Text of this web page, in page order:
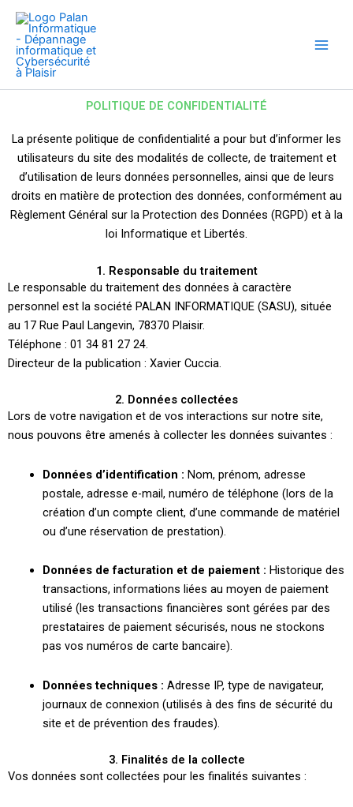
Aller
contenu
POLITIQUE DE CONFIDENTIALITÉ
La présente politique de confidentialité a pour but d’informer les
utilisateurs du site des modalités de collecte, de traitement et
d’utilisation de leurs données personnelles, ainsi que de leurs
droits en matière de protection des données, conformément au
Règlement Général sur la Protection des Données (RGPD) et à la
loi Informatique et Libertés.
1. Responsable du traitement
Le responsable du traitement des données à caractère
personnel est la société PALAN INFORMATIQUE (SASU), située
au 17 Rue Paul Langevin, 78370 Plaisir.
Téléphone : 01 34 81 27 24.
Directeur de la publication : Xavier Cuccia.
2. Données collectées
Lors de votre navigation et de vos interactions sur notre site,
nous pouvons être amenés à collecter les données suivantes :
Données d’identification : Nom, prénom, adresse
postale, adresse e-mail, numéro de téléphone (lors de la
création d’un compte client, d’une commande de matériel
ou d’une réservation de prestation).
Données de facturation et de paiement : Historique des
transactions, informations liées au moyen de paiement
utilisé (les transactions financières sont gérées par des
prestataires de paiement sécurisés, nous ne stockons
pas vos numéros de carte bancaire).
Données techniques : Adresse IP, type de navigateur,
journaux de connexion (utilisés à des fins de sécurité du
site et de prévention des fraudes).
3. Finalités de la collecte
Vos données sont collectées pour les finalités suivantes :